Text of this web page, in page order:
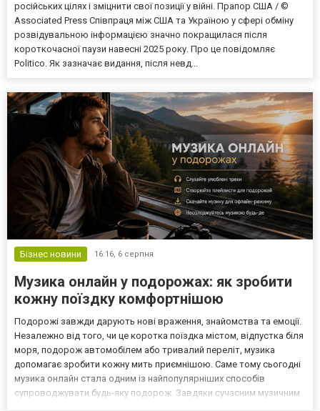
російських цілях і зміцнити свої позиції у війні. Прапор США / ©
Associated Press Співпраця між США та Україною у сфері обміну
розвідувальною інформацією значно покращилася після
короткочасної паузи навесні 2025 року. Про це повідомляє
Politico. Як зазначає видання, після невд...
Бізнес новини 16:16, 6 серпня
Музика онлайн у подорожах: як зробити
кожну поїздку комфортнішою
Подорожі завжди дарують нові враження, знайомства та емоції.
Незалежно від того, чи це коротка поїздка містом, відпустка біля
моря, подорож автомобілем або тривалий переліт, музика
допомагає зробити кожну мить приємнішою. Саме тому сьогодні
музика онлайн стала одним із найпопулярніших способів
супроводжувати будь-яку подорож. Завдяки сучасним музичним